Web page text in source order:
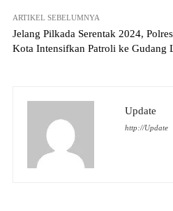
ARTIKEL SEBELUMNYA
Jelang Pilkada Serentak 2024,
Kota Intensifkan Patroli ke Gudang
Update
http://Update